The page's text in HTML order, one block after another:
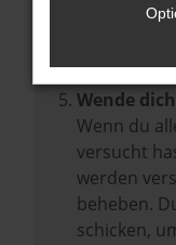
führen,
mehr
Wende
Wenn du
versucht
werden
beheben.
schicken,